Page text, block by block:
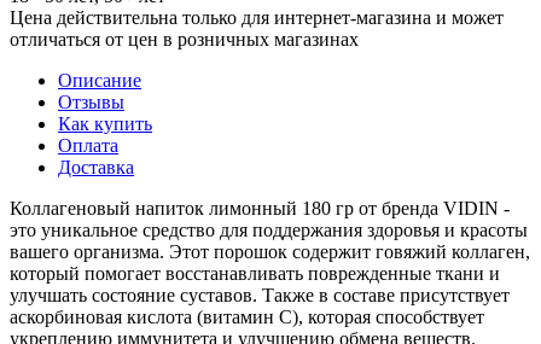
Цена действительна только для интернет-магазина и может
отличаться от цен в розничных магазинах
Описание
Отзывы
Как купить
Оплата
Доставка
Коллагеновый напиток лимонный 180 гр от бренда VIDIN -
это уникальное средство для поддержания здоровья и красоты
вашего организма. Этот порошок содержит говяжий коллаген,
который помогает восстанавливать поврежденные ткани и
улучшать состояние суставов. Также в составе присутствует
аскорбиновая кислота (витамин С), которая способствует
укреплению иммунитета и улучшению обмена веществ.